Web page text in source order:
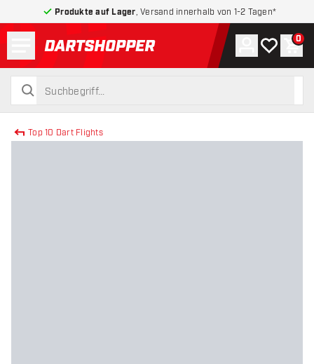
Produkte auf Lager , Versand innerhalb von 1-2 Tagen*
zurück zur Startseite
suchen
suchen
Konto
Meine 0
Top 10 Dart Flights